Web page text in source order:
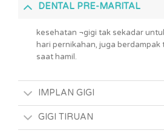
DENTAL PRE-MARITAL
kesehatan ¬gigi tak sekadar
hari pernikahan, juga berdampak
saat hamil.
IMPLAN GIGI
GIGI TIRUAN